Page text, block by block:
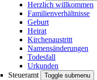
Herzlich willkommen
Familienverhältnisse
Geburt
Heirat
Kirchenaustritt
Namensänderungen
Todesfall
Urkunden
Steueramt
Toggle submenu